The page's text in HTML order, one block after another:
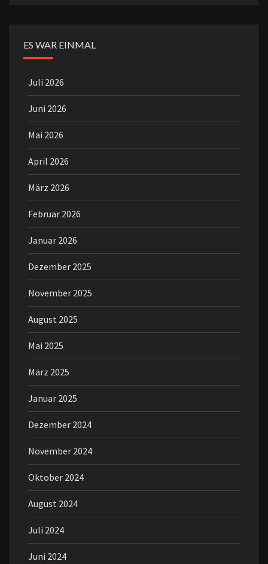
ES WAR EINMAL
Juli 2026
Juni 2026
Mai 2026
April 2026
März 2026
Februar 2026
Januar 2026
Dezember 2025
November 2025
August 2025
Mai 2025
März 2025
Januar 2025
Dezember 2024
November 2024
Oktober 2024
August 2024
Juli 2024
Juni 2024